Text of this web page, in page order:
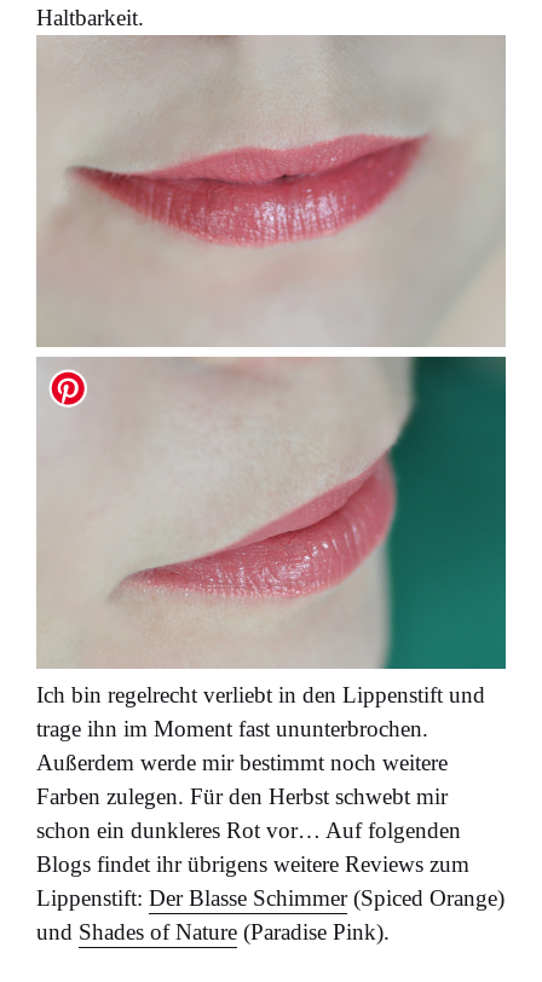
Haltbarkeit.
Ich bin regelrecht verliebt in den Lippenstift und
trage ihn im Moment fast ununterbrochen.
Außerdem werde mir bestimmt noch weitere
Farben zulegen. Für den Herbst schwebt mir
schon ein dunkleres Rot vor… Auf folgenden
Blogs findet ihr übrigens weitere Reviews zum
Lippenstift: Der Blasse Schimmer(Spiced Orange)
und Shades of Nature (Paradise Pink).